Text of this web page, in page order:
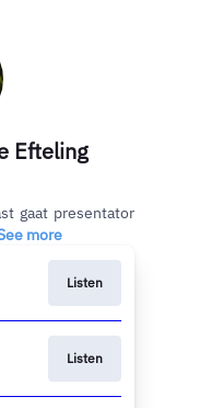
Efteling
gaat presentator
more
Listen
Listen